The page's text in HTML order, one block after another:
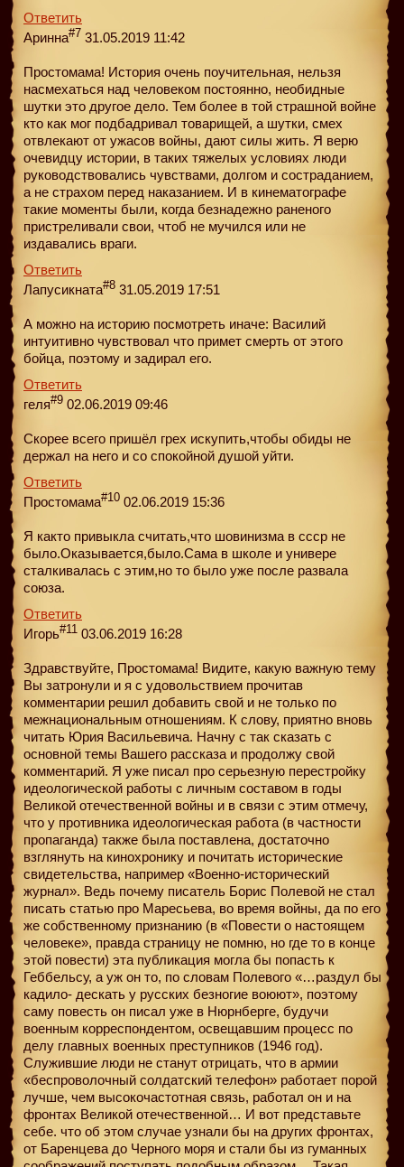
Ответить
Аринна#7 31.05.2019 11:42
Простомама! История очень поучительная, нельзя
насмехаться над человеком постоянно, необидные
шутки это другое дело. Тем более в той страшной войне
кто как мог подбадривал товарищей, а шутки, смех
отвлекают от ужасов войны, дают силы жить. Я верю
очевидцу истории, в таких тяжелых условиях люди
руководствовались чувствами, долгом и состраданием,
а не страхом перед наказанием. И в кинематографе
такие моменты были, когда безнадежно раненого
пристреливали свои, чтоб не мучился или не
издавались враги.
Ответить
Лапусикната#8 31.05.2019 17:51
А можно на историю посмотреть иначе: Василий
интуитивно чувствовал что примет смерть от этого
бойца, поэтому и задирал его.
Ответить
геля#9 02.06.2019 09:46
Скорее всего пришёл грех искупить,чтобы обиды не
держал на него и со спокойной душой уйти.
Ответить
Простомама#10 02.06.2019 15:36
Я както привыкла считать,что шовинизма в ссср не
было.Оказывается,было.Сама в школе и универе
сталкивалась с этим,но то было уже после развала
союза.
Ответить
Игорь#11 03.06.2019 16:28
Здравствуйте, Простомама! Видите, какую важную тему
Вы затронули и я с удовольствием прочитав
комментарии решил добавить свой и не только по
межнациональным отношениям. К слову, приятно вновь
читать Юрия Васильевича. Начну с так сказать с
основной темы Вашего рассказа и продолжу свой
комментарий. Я уже писал про серьезную перестройку
идеологической работы с личным составом в годы
Великой отечественной войны и в связи с этим отмечу,
что у противника идеологическая работа (в частности
пропаганда) также была поставлена, достаточно
взглянуть на кинохронику и почитать исторические
свидетельства, например «Военно-исторический
журнал». Ведь почему писатель Борис Полевой не стал
писать статью про Маресьева, во время войны, да по его
же собственному признанию (в «Повести о настоящем
человеке», правда страницу не помню, но где то в конце
этой повести) эта публикация могла бы попасть к
Геббельсу, а уж он то, по словам Полевого «…раздул бы
кадило- дескать у русских безногие воюют», поэтому
саму повесть он писал уже в Нюрнберге, будучи
военным корреспондентом, освещавшим процесс по
делу главных военных преступников (1946 год).
Служившие люди не станут отрицать, что в армии
«беспроволочный солдатский телефон» работает порой
лучше, чем высокочастотная связь, работал он и на
фронтах Великой отечественной… И вот представьте
себе. что об этом случае узнали бы на других фронтах,
от Баренцева до Черного моря и стали бы из гуманных